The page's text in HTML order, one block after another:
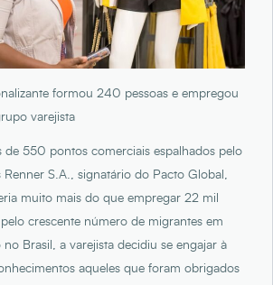
formou 240 pessoas e empregou
varejista
de 550 pontos comerciais espalhados pelo
Renner S.A., signatário do Pacto Global,
muito mais do que empregar 22 mil
crescente número de migrantes em
Brasil, a varejista decidiu se engajar à
aqueles que foram obrigados